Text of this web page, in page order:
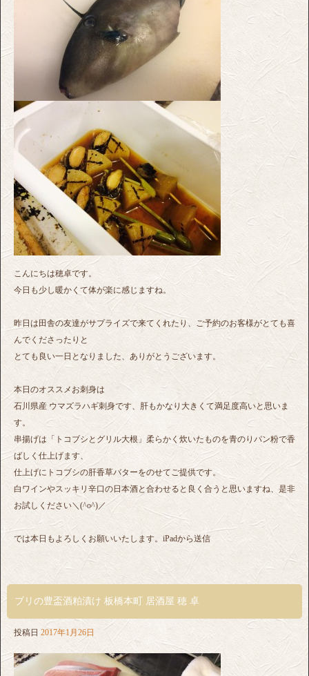
こんにちは穂卓です。
今日も少し暖かくて体が楽に感じますね。
昨日は田舎の友達がサプライズで来てくれたり、ご予約のお客様がとても喜
んでくださったりと
とても良い一日となりました、ありがとうございます。
本日のオススメお刺身は
石川県産 ウマズラハギ刺身です、肝もかなり大きくて満足度高いと思いま
す。
串揚げは「トコブシとグリル大根」柔らかく炊いたものを青のりパン粉で香
ばしく仕上げます、
仕上げにトコブシの肝香草バターをのせてご提供です。
白ワインやスッキリ辛口の日本酒と合わせると良く合うと思いますね、是非
お試しください＼(^o^)／
では本日もよろしくお願いいたします。iPadから送信
ブリの豊盃酒粕漬け 板橋本町 居酒屋 穂 卓
投稿日 2017年1月26日